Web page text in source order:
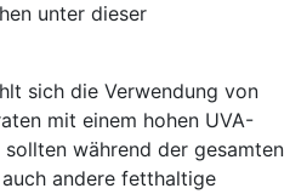
unter dieser
sich die Verwendung von
mit einem hohen UVA-
während der gesamten
andere fetthaltige